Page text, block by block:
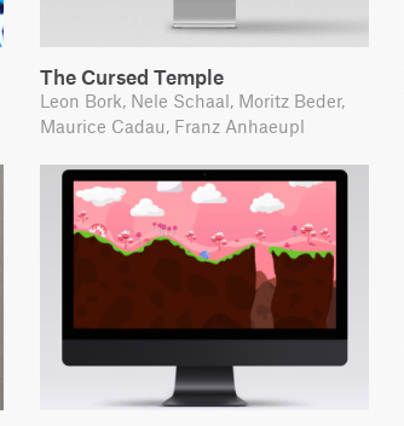
The Cursed Temple
Leon Bork, Nele Schaal, Moritz Beder,
Maurice Cadau, Franz Anhaeupl